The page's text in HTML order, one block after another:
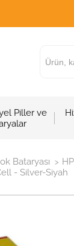
Piller ve
Bataryası >
- Silver-Siyah